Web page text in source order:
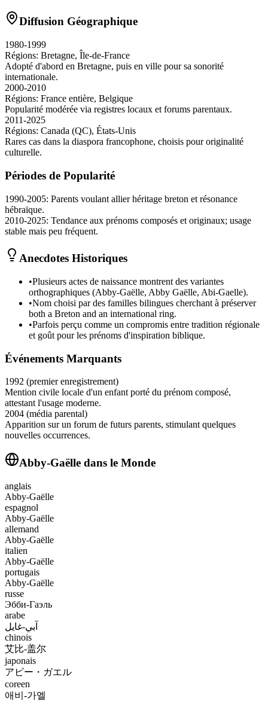
Diffusion Géographique
1980-1999
Régions: Bretagne, Île-de-France
Adopté d'abord en Bretagne, puis en ville pour sa sonorité
internationale.
2000-2010
Régions: France entière, Belgique
Popularité modérée via registres locaux et forums parentaux.
2011-2025
Régions: Canada (QC), États-Unis
Rares cas dans la diaspora francophone, choisis pour originalité
culturelle.
Périodes de Popularité
1990-2005: Parents voulant allier héritage breton et résonance
hébraïque.
2010-2025: Tendance aux prénoms composés et originaux; usage
stable mais peu fréquent.
Anecdotes Historiques
•Plusieurs actes de naissance montrent des variantes
orthographiques (Abby-Gaëlle, Abby Gaëlle, Abi-Gaelle).
•Nom choisi par des familles bilingues cherchant à préserver
both a Breton and an international ring.
•Parfois perçu comme un compromis entre tradition régionale
et goût pour les prénoms d'inspiration biblique.
Événements Marquants
1992 (premier enregistrement)
Mention civile locale d'un enfant porté du prénom composé,
attestant l'usage moderne.
2004 (média parental)
Apparition sur un forum de futurs parents, stimulant quelques
nouvelles occurrences.
Abby-Gaëlle dans le Monde
anglais
Abby-Gaëlle
espagnol
Abby-Gaëlle
allemand
Abby-Gaëlle
italien
Abby-Gaëlle
portugais
Abby-Gaëlle
russe
Эбби-Гаэль
arabe
آبي-غايل
chinois
艾比-盖尔
japonais
アビー・ガエル
coreen
애비-가엘